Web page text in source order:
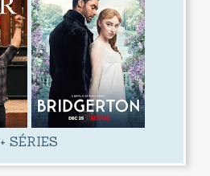
+ SÉRIES